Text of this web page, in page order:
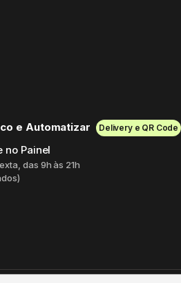
e Automatizar Delivery e QR Code
no Painel
das 9h às 21h